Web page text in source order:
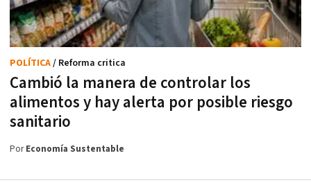
Cambió la manera de controlar los
alimentos y hay alerta por posible riesgo
sanitario
POLÍTICA/ Reforma critica
PorEconomía Sustentable